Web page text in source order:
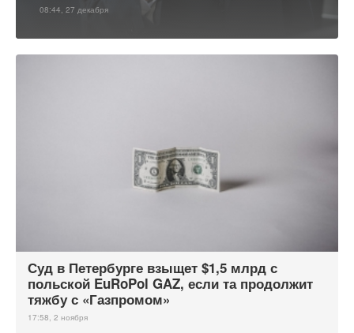
08:44, 27 декабря
Суд в Петербурге взыщет $1,5 млрд с
польской EuRoPol GAZ, если та продолжит
тяжбу с «Газпромом»
17:58, 2 ноября